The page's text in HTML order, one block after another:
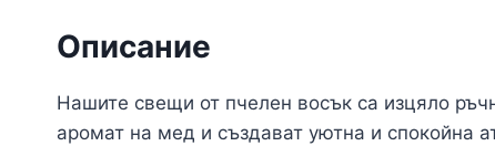
Описание
Нашите свещи от пчелен восък са изцяло
аромат на мед и създават уютна и спокойна